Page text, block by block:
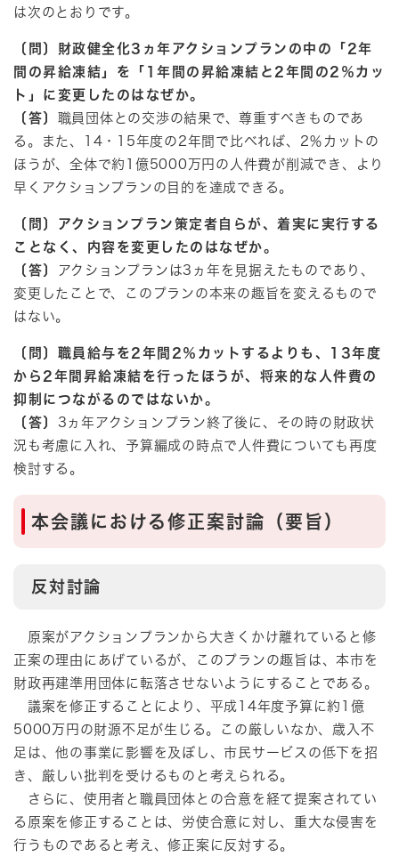
は次のとおりです。
〔問〕財政健全化3ヵ年アクションプランの中の「2年
間の昇給凍結」を「1年間の昇給凍結と2年間の2％カッ
ト」に変更したのはなぜか。
〔答〕
職員団体との交渉の結果で、尊重すべきものであ
る。また、14・15年度の2年間で比べれば、2％カットの
ほうが、全体で約1億5000万円の人件費が削減でき、より
早くアクションプランの目的を達成できる。
〔問〕アクションプラン策定者自らが、着実に実行する
ことなく、内容を変更したのはなぜか。
〔答〕
アクションプランは3ヵ年を見据えたものであり、
変更したことで、このプランの本来の趣旨を変えるもので
はない。
〔問〕職員給与を2年間2％カットするよりも、13年度
から2年間昇給凍結を行ったほうが、将来的な人件費の
抑制につながるのではないか。
〔答〕 3ヵ年アクションプラン終了後に、その時の財政状
況も考慮に入れ、予算編成の時点で人件費についても再度
検討する。
本会議における修正案討論（要旨）
反対討論
原案がアクションプランから大きくかけ離れていると修
正案の理由にあげているが、このプランの趣旨は、本市を
財政再建準用団体に転落させないようにすることである。
議案を修正することにより、平成14年度予算に約1億
5000万円の財源不足が生じる。この厳しいなか、歳入不
足は、他の事業に影響を及ぼし、市民サービスの低下を招
き、厳しい批判を受けるものと考えられる。
さらに、使用者と職員団体との合意を経て提案されてい
る原案を修正することは、労使合意に対し、重大な侵害を
行うものであると考え、修正案に反対する。